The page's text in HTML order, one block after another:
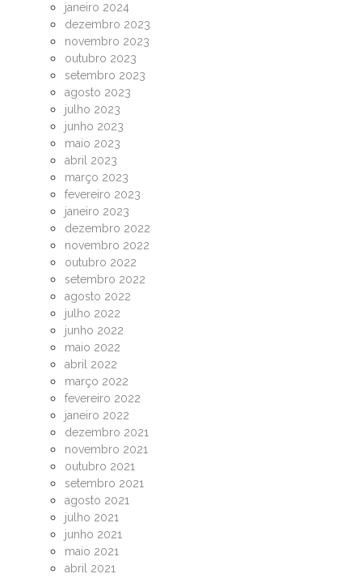
janeiro 2024
dezembro 2023
novembro 2023
outubro 2023
setembro 2023
agosto 2023
julho 2023
junho 2023
maio 2023
abril 2023
março 2023
fevereiro 2023
janeiro 2023
dezembro 2022
novembro 2022
outubro 2022
setembro 2022
agosto 2022
julho 2022
junho 2022
maio 2022
abril 2022
março 2022
fevereiro 2022
janeiro 2022
dezembro 2021
novembro 2021
outubro 2021
setembro 2021
agosto 2021
julho 2021
junho 2021
maio 2021
abril 2021